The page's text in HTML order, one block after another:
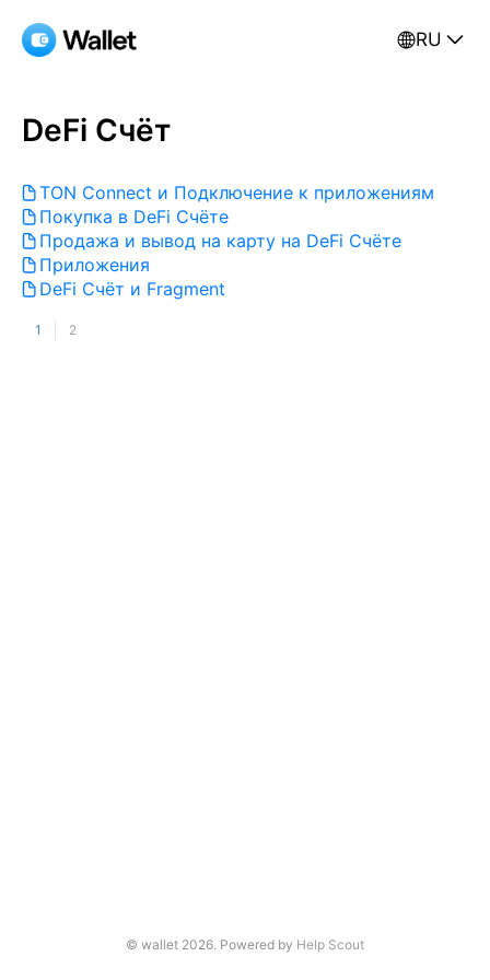
RU
DeFi Счёт
TON Connect и Подключение к приложениям
Покупка в DeFi Счёте
Продажа и вывод на карту на DeFi Счёте
Приложения
DeFi Счёт и Fragment
1 2
© wallet 2026. Powered by Help Scout